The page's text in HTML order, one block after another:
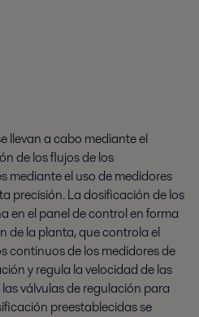
llevan a cabo mediante el
de los flujos de los
mediante el uso de medidores
precisión. La dosificación de los
en el panel de control en forma
de la planta, que controla el
continuos de los medidores de
y regula la velocidad de las
válvulas de regulación para
preestablecidas se